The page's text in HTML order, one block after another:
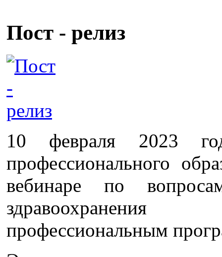
Пост - релиз
10 февраля 2023
профессионального
вебинаре по
профессиональным